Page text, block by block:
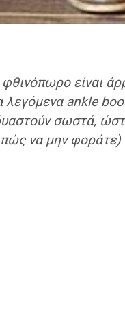
είναι
ankle
σωστά,
να μην φοράτε)